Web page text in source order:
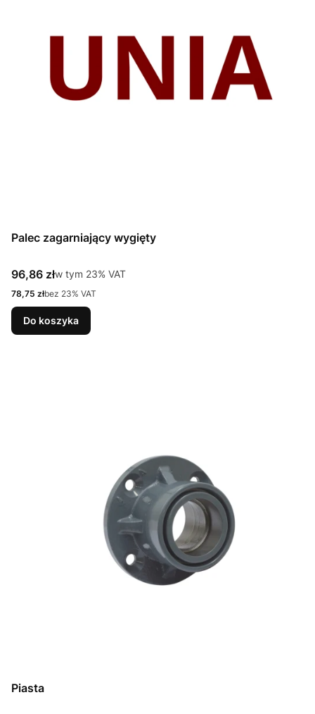
Palec zagarniający wygięty
Cena brutto
96,86 złw tym %s VAT
w tym 23% VAT
Cena netto
78,75 złbez 23% VAT
Do koszyka
Piasta